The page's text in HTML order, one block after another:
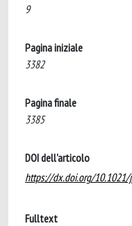
9
Pagina iniziale
3382
Pagina finale
3385
DOI dell'articolo
https://dx.doi.org/10.1021/
Fulltext